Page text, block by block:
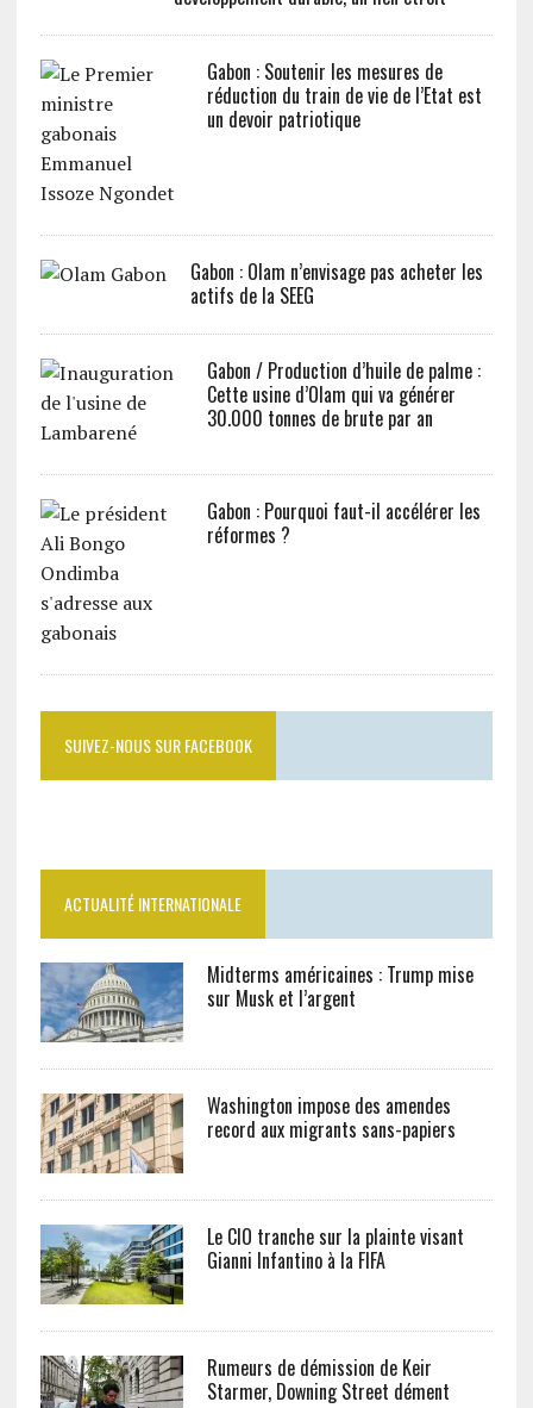
Gabon : Soutenir les mesures de
réduction du train de vie de l’Etat est
un devoir patriotique
Gabon : Olam n’envisage pas acheter les
actifs de la SEEG
Gabon / Production d’huile de palme :
Cette usine d’Olam qui va générer
30.000 tonnes de brute par an
Gabon : Pourquoi faut-il accélérer les
réformes ?
SUIVEZ-NOUS SUR FACEBOOK
ACTUALITÉ INTERNATIONALE
Midterms américaines : Trump mise
sur Musk et l’argent
Washington impose des amendes
record aux migrants sans-papiers
Le CIO tranche sur la plainte visant
Gianni Infantino à la FIFA
Rumeurs de démission de Keir
Starmer, Downing Street dément